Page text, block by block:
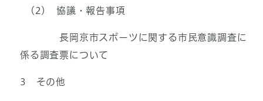
(2) 協議・報告事項
長岡京市スポーツに関する市民意識調査に
係る調査票について
3 その他